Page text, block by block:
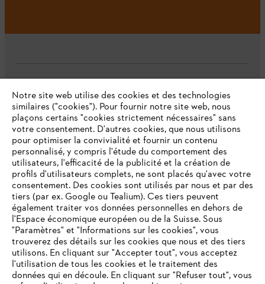
L'Entreprise
Questions fréquentes
Service
Politique de protection des données
VOTRE NAVIGATEUR INTERNET
N'EST PLUS PRIS EN CHARGE
Notre site web utilise des cookies et des technologies
similaires ("cookies"). Pour fournir notre site web, nous
plaçons certains "cookies strictement nécessaires" sans
votre consentement. D'autres cookies, que nous utilisons
pour optimiser la convivialité et fournir un contenu
personnalisé, y compris l'étude du comportement des
utilisateurs, l'efficacité de la publicité et la création de
profils d'utilisateurs complets, ne sont placés qu'avec votre
consentement. Des cookies sont utilisés par nous et par des
tiers (par ex. Google ou Tealium). Ces tiers peuvent
également traiter vos données personnelles en dehors de
l'Espace économique européen ou de la Suisse. Sous
"Paramètres" et "Informations sur les cookies", vous
trouverez des détails sur les cookies que nous et des tiers
utilisons. En cliquant sur "Accepter tout", vous acceptez
l'utilisation de tous les cookies et le traitement des
données qui en découle. En cliquant sur "Refuser tout", vous